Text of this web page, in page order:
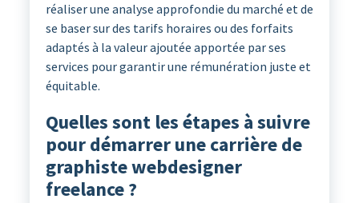
réaliser une analyse approfondie du marché et de
se baser sur des tarifs horaires ou des forfaits
adaptés à la valeur ajoutée apportée par ses
services pour garantir une rémunération juste et
équitable.
Quelles sont les étapes à suivre
pour démarrer une carrière de
graphiste webdesigner
freelance ?